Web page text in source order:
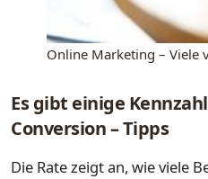
Online Marketing – Viele
Es gibt einige
Conversion – Tipps
Die Rate zeigt an, wie viele